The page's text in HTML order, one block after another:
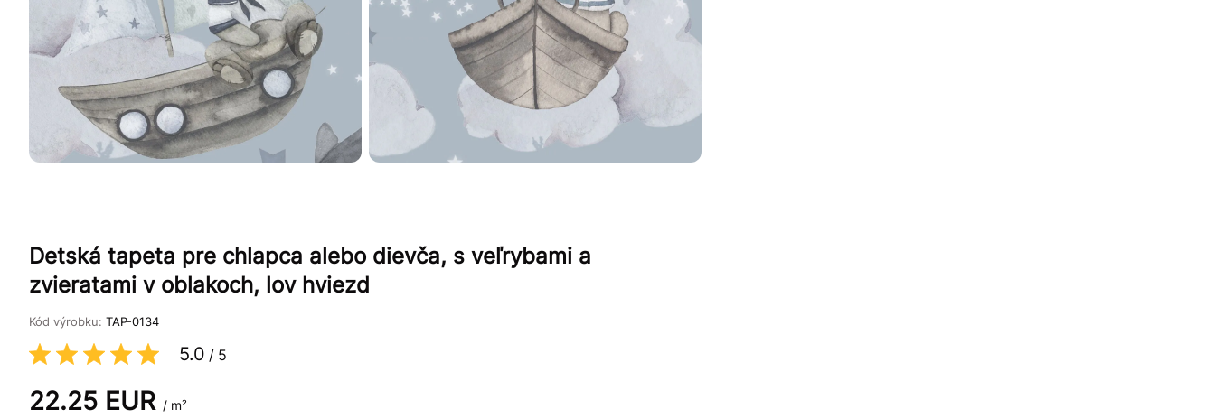
Detská tapeta pre chlapca alebo dievča, s veľrybami a
zvieratami v oblakoch, lov hviezd
Kód výrobku: TAP-0134
5.0 / 5
22.25 EUR / m²